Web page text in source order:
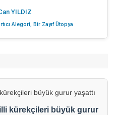
YILDIZ
Alegori, Bir Zayıf Ütopya
kürekçileri büyük gurur